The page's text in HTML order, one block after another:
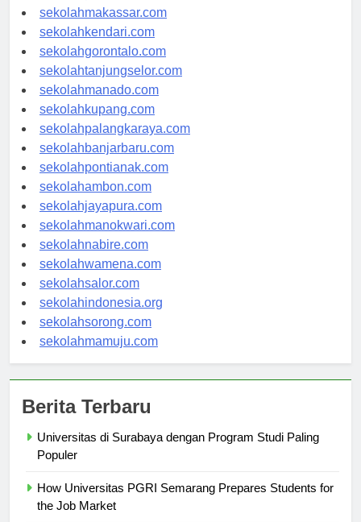
sekolahpalu.com
sekolahmakassar.com
sekolahkendari.com
sekolahgorontalo.com
sekolahtanjungselor.com
sekolahmanado.com
sekolahkupang.com
sekolahpalangkaraya.com
sekolahbanjarbaru.com
sekolahpontianak.com
sekolahambon.com
sekolahjayapura.com
sekolahmanokwari.com
sekolahnabire.com
sekolahwamena.com
sekolahsalor.com
sekolahindonesia.org
sekolahsorong.com
Universitas di Surabaya dengan Program Studi Paling
How Universitas PGRI Semarang Prepares Students for